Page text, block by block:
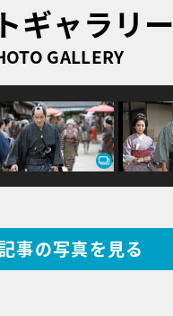
ギャラリー
GALLERY
事の写真を見る